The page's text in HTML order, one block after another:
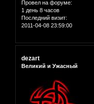
Провел на форуме:
1 день 8 часов
Последний визит:
2011-04-08 23:59:00
dezart
Великий и Ужасный